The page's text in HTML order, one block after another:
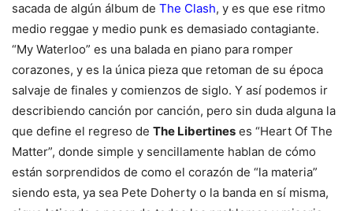
sacada de algún álbum de The Clash, y es que ese ritmo
medio reggae y medio punk es demasiado contagiante.
“My Waterloo” es una balada en piano para romper
corazones, y es la única pieza que retoman de su época
salvaje de finales y comienzos de siglo. Y así podemos ir
describiendo canción por canción, pero sin duda alguna la
que define el regreso de The Libertines es “Heart Of The
Matter”, donde simple y sencillamente hablan de cómo
están sorprendidos de como el corazón de “la materia”
siendo esta, ya sea Pete Doherty o la banda en sí misma,